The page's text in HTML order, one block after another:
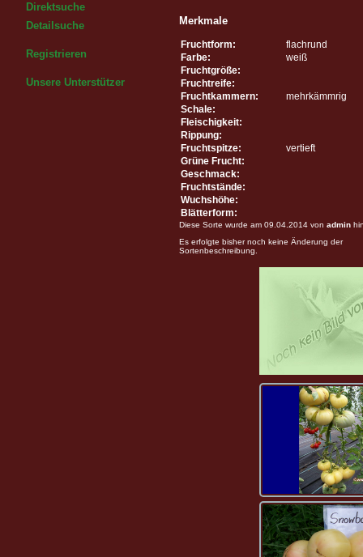
Direktsuche
Detailsuche
Registrieren
Unsere Unterstützer
Merkmale
Fruchtform:
flachrund
Farbe:
weiß
Fruchtgröße:
Fruchtreife:
Fruchtkammern:
mehrkämmrig
Schale:
Fleischigkeit:
Rippung:
Fruchtspitze:
vertieft
Grüne Frucht:
Geschmack:
Fruchtstände:
Wuchshöhe:
Blätterform:
Diese Sorte wurde am 09.04.2014 von admin
Es erfolgte bisher noch keine Änderung der
Sortenbeschreibung.